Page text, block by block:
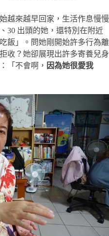
越來越早回家，生活作息慢慢
30 出頭的她，還特別在附近
飯」。問她剛開始許多行為離
收？她卻展現出許多寄養兒身
「不會啊， 因為她很愛我